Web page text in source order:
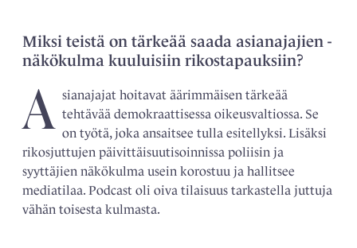
Miksi teistä on tärkeää saada asianajajien ­­
näkökulma kuuluisiin rikostapauksiin?
A sianajajat hoitavat äärimmäisen tärkeää
tehtävää demokraattisessa oikeusvaltiossa. Se
on työtä, joka ansaitsee tulla esitellyksi. Lisäksi
rikosjuttujen päivittäisuutisoinnissa poliisin ja
syyttäjien näkökulma usein korostuu ja hallitsee
mediatilaa. Podcast oli oiva tilaisuus tarkastella juttuja
vähän toisesta kulmasta.